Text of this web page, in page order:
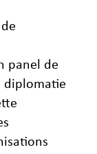
panel de
diplomatie